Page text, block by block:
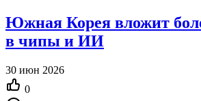
Южная Корея вложит
в чипы и ИИ
30 июн 2026
0